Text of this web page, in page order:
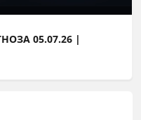
05.07.26 |